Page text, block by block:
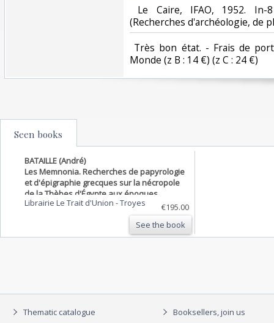
Le Caire, IFAO, 1952.
(Recherches d'archéologie, de
Très bon état. - Frais de
Monde (z B : 14 €) (z C : 24 €) ‎
Seen books
BATAILLE (André)
Les Memnonia. Recherches de papyrologie
et d'épigraphie grecques sur la nécropole
de la Thèbes d'Égypte aux époques
hellénistique et romaine.
Librairie Le Trait d'Union -Troyes
€195.00
See the book
Thematic catalogue
Booksellers, join us